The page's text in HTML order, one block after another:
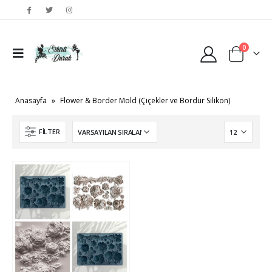
0
Anasayfa » Flower & Border Mold (Çiçekler ve Bordür Silikon)
FILTER